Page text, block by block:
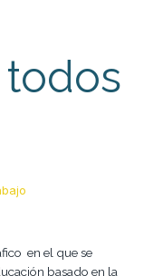
en el que se
basado en la